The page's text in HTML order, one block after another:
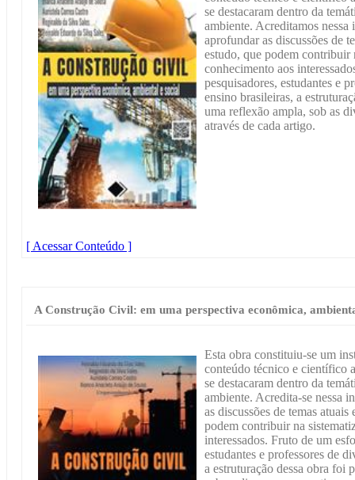
se destacaram dentro da
ambiente. Acreditamos
aprofundar as discussões de
estudo, que podem contribuir
conhecimento aos
pesquisadores, estudantes e
ensino brasileiras, a
uma reflexão ampla, sob as
através de cada artigo.
[ Acessar Conteúdo ]
A Construção Civil: em uma perspectiva econômica,
Esta obra constituiu-se um
conteúdo técnico e científico
se destacaram dentro da
ambiente. Acredita-se nessa
as discussões de temas
podem contribuir na
interessados. Fruto de um
estudantes e professores de
a estruturação dessa obra foi